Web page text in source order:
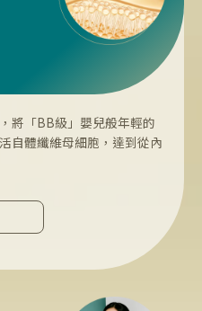
將「BB級」嬰兒般年輕的
自體纖維母細胞，達到從內